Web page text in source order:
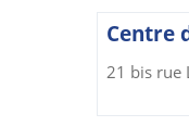
Centre
21 bis rue